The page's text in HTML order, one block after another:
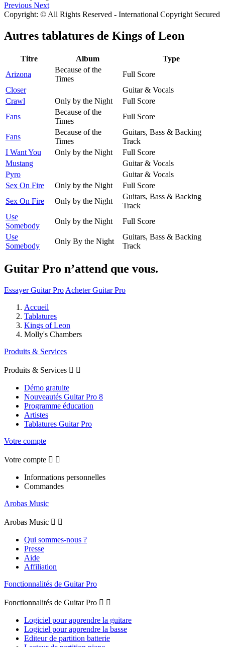
Previous Next
Copyright: © All Rights Reserved - International Copyright Secured
Autres tablatures de Kings of Leon
Titre Album
Type
Arizona
Because of the
Times
Full Score
Closer
Guitar & Vocals
Crawl
Only by the Night
Full Score
Fans
Because of the
Times
Full Score
Fans
Because of the
Times
Guitars, Bass & Backing
Track
I Want You
Only by the Night
Full Score
Mustang
Guitar & Vocals
Pyro
Guitar & Vocals
Sex On Fire
Only by the Night
Full Score
Sex On Fire
Only by the Night
Guitars, Bass & Backing
Track
Use
Somebody
Only by the Night
Full Score
Use
Somebody
Only By the Night
Guitars, Bass & Backing
Track
Guitar Pro n’attend que vous.
Essayer Guitar Pro Acheter Guitar Pro
Accueil
Tablatures
Kings of Leon
Molly's Chambers
Produits & Services
Produits & Services  
Démo gratuite
Nouveautés Guitar Pro 8
Programme éducation
Artistes
Tablatures Guitar Pro
Votre compte
Votre compte  
Informations personnelles
Commandes
Arobas Music
Arobas Music  
Qui sommes-nous ?
Presse
Aide
Affiliation
Fonctionnalités de Guitar Pro
Fonctionnalités de Guitar Pro  
Logiciel pour apprendre la guitare
Logiciel pour apprendre la basse
Editeur de partition batterie